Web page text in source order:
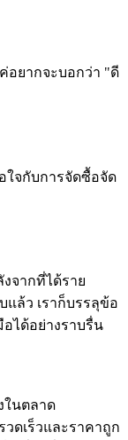
อยากจะบอกว่า "ดี
ใจกับการจัดซื้อจัด
จากที่ได้ราย
แล้ว เราก็บรรลุข้อ
อได้อย่างราบรื่น
ในตลาด
ดเร็วและราคาถูก